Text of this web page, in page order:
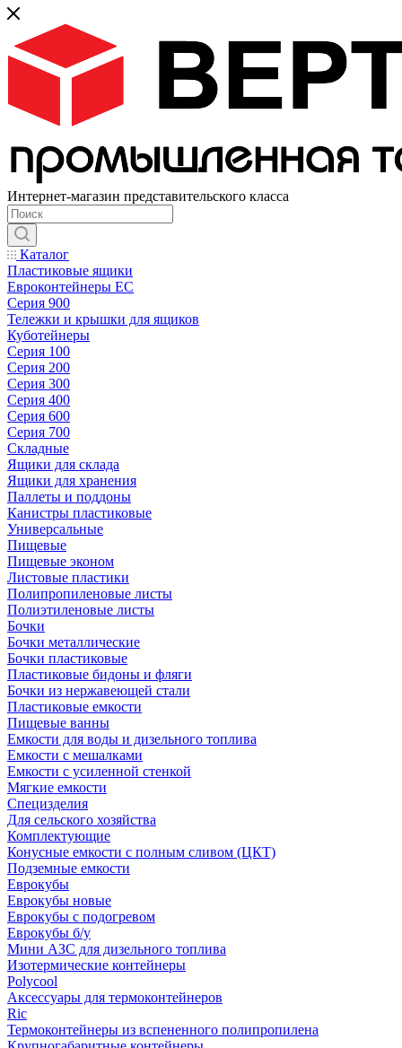
Интернет-магазин представительского класса
Каталог
Пластиковые ящики
Евроконтейнеры ЕС
Серия 900
Тележки и крышки для ящиков
Куботейнеры
Серия 100
Серия 200
Серия 300
Серия 400
Серия 600
Серия 700
Складные
Ящики для склада
Ящики для хранения
Паллеты и поддоны
Канистры пластиковые
Универсальные
Пищевые
Пищевые эконом
Листовые пластики
Полипропиленовые листы
Полиэтиленовые листы
Бочки
Бочки металлические
Бочки пластиковые
Пластиковые бидоны и фляги
Бочки из нержавеющей стали
Пластиковые емкости
Пищевые ванны
Емкости для воды и дизельного топлива
Емкости с мешалками
Емкости с усиленной стенкой
Мягкие емкости
Специзделия
Для сельского хозяйства
Комплектующие
Конусные емкости с полным сливом (ЦКТ)
Подземные емкости
Еврокубы
Еврокубы новые
Еврокубы с подогревом
Еврокубы б/у
Мини АЗС для дизельного топлива
Изотермические контейнеры
Polycool
Аксессуары для термоконтейнеров
Ric
Термоконтейнеры из вспененного полипропилена